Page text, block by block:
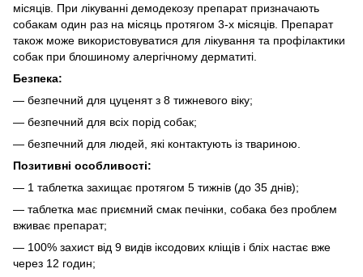
місяців. При лікуванні демодекозу препарат призначають
собакам один раз на місяць протягом 3-х місяців. Препарат
також може використовуватися для лікування та профілактики
собак при блошиному алергічному дерматиті.
Безпека:
― безпечний для цуценят з 8 тижневого віку;
― безпечний для всіх порід собак;
― безпечний для людей, які контактують із твариною.
Позитивні особливості:
― 1 таблетка захищає протягом 5 тижнів (до 35 днів);
― таблетка має приємний смак печінки, собака без проблем
вживає препарат;
― 100% захист від 9 видів іксодових кліщів і бліх настає вже
через 12 годин;